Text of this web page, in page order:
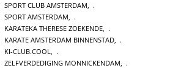
SPORT CLUB AMSTERDAM,
SPORT AMSTERDAM,
KARATEKA THERESE ZOEKENDE,
KARATE AMSTERDAM BINNENSTAD,
KI-CLUB.COOL,
ZELFVERDEDIGING MONNICKENDAM,